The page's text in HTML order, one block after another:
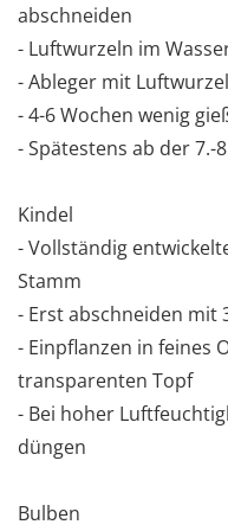
abschneiden
- Luftwurzeln im
- Ableger mit
- 4-6 Wochen wenig
- Spätestens ab der 7.-
Kindel
- Vollständig
Stamm
- Erst abschneiden mit
- Einpflanzen in feines
transparenten Topf
- Bei hoher
düngen
Bulben